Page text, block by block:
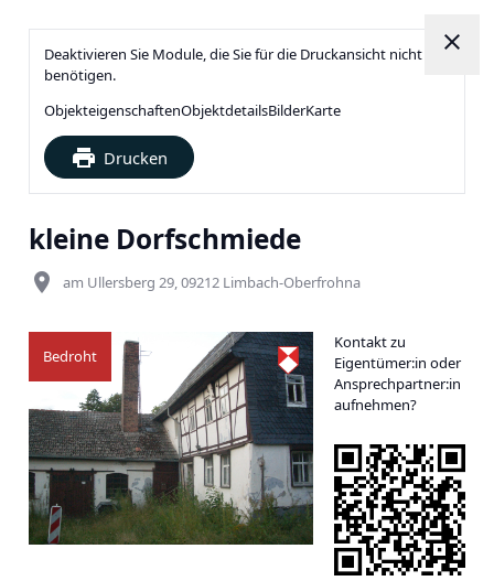
Deaktivieren Sie Module, die Sie für die Druckansicht nicht
benötigen.
ObjekteigenschaftenObjektdetailsBilderKarte
print Drucken
close
kleine Dorfschmiede
place am Ullersberg 29, 09212 Limbach-Oberfrohna
Bedroht
Kontakt zu
Eigentümer:in oder
Ansprechpartner:in
aufnehmen?